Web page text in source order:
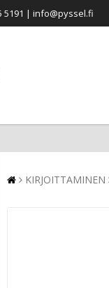
5191 | info@pyssel.fi
KIRJOITTAMINEN